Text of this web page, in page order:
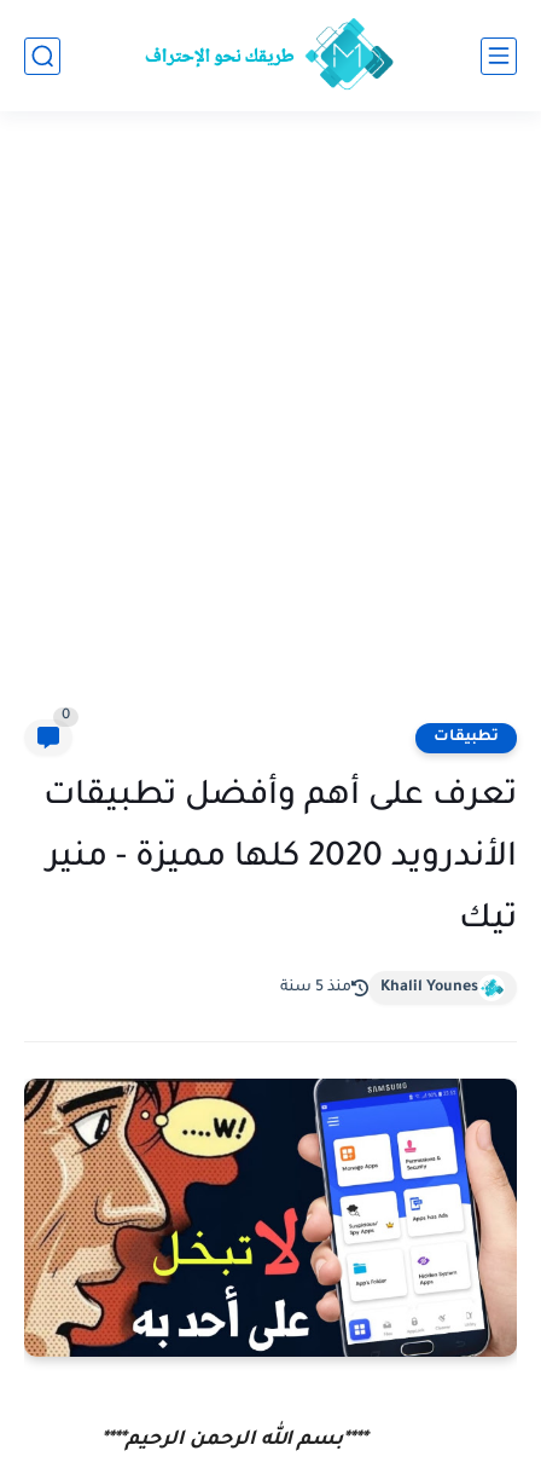
تطبيقات
0
تعرف على أهم وأفضل تطبيقات
الأندرويد 2020 كلها مميزة - منير
تيك
Khalil Younes منذ 5 سنة
****بسم الله الرحمن الرحيم****